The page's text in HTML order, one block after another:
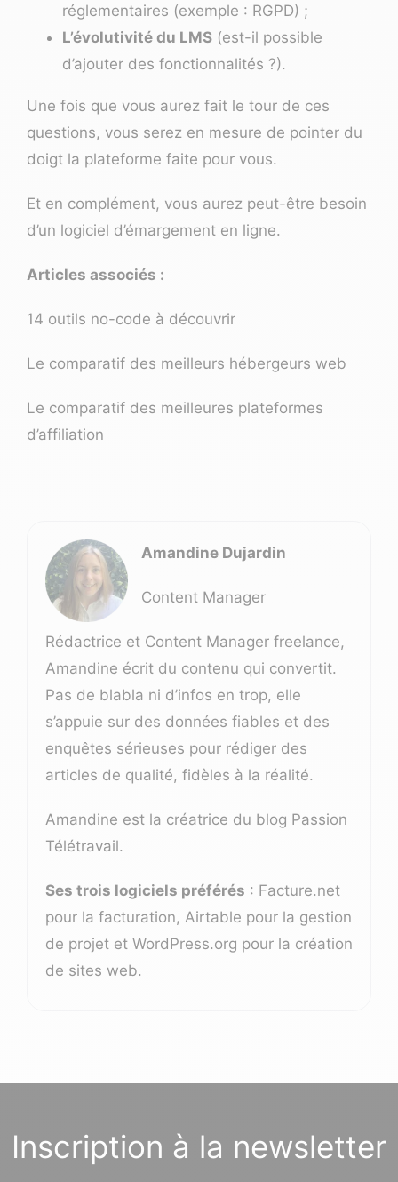
réglementaires (exemple : RGPD) ;
L’évolutivité du LMS (est-il possible
d’ajouter des fonctionnalités ?).
Une fois que vous aurez fait le tour de ces
questions, vous serez en mesure de pointer du
doigt la plateforme faite pour vous.
Et en complément, vous aurez peut-être besoin
d’un logiciel d’émargement en ligne.
Articles associés :
14 outils no-code à découvrir
Le comparatif des meilleurs hébergeurs web
Le comparatif des meilleures plateformes
d’affiliation
Amandine Dujardin
Content Manager
Rédactrice et Content Manager freelance,
Amandine écrit du contenu qui convertit.
Pas de blabla ni d’infos en trop, elle
s’appuie sur des données fiables et des
enquêtes sérieuses pour rédiger des
articles de qualité, fidèles à la réalité.
Amandine est la créatrice du blog Passion
Télétravail.
Ses trois logiciels préférés : Facture.net
pour la facturation, Airtable pour la gestion
de projet et WordPress.org pour la création
de sites web.
Inscription à la newsletter